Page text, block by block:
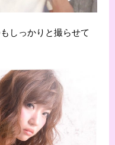
しっかりと撮らせて